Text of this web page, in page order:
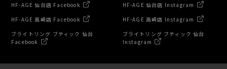
HF-AGE 仙台店 Facebook
HF-AGE 高崎店 Facebook
ブライトリング ブティック 仙台
Facebook
HF-AGE 仙台店 Instagram
HF-AGE 高崎店 Instagram
ブライトリング ブティック 仙台
Instagram